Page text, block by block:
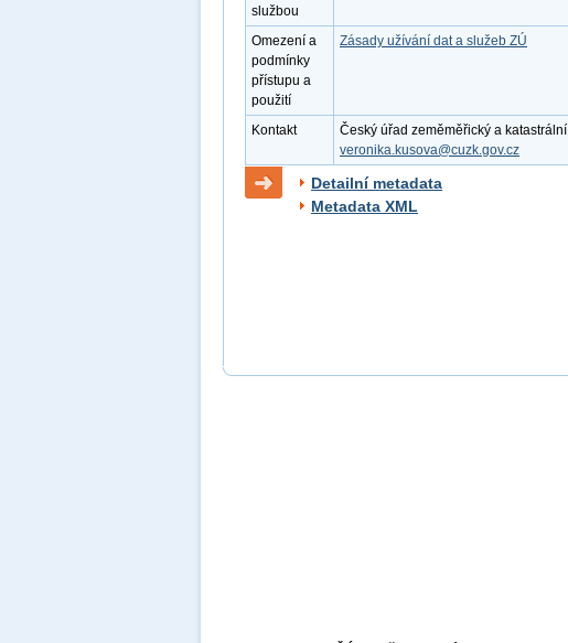
službou
Omezení a
podmínky
přístupu a
použití
Zásady užívání dat a služeb ZÚ
Kontakt
Český úřad zeměměřický a
veronika.kusova@cuzk.gov.cz
Detailní metadata
Metadata XML